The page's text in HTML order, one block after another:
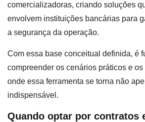
comercializadoras, criando soluções
envolvem instituições bancárias para
a segurança da operação.
Com essa base conceitual definida, é
compreender os cenários práticos e
onde essa ferramenta se torna não
indispensável.
Quando optar por contratos